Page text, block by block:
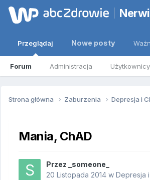
Przeglądaj
Forum Administracja
Nowe posty
Strona główna Zaburzenia Depresja i
Mania, ChAD
Przez
_someone_
20 Listopada 2014 w Depresja i